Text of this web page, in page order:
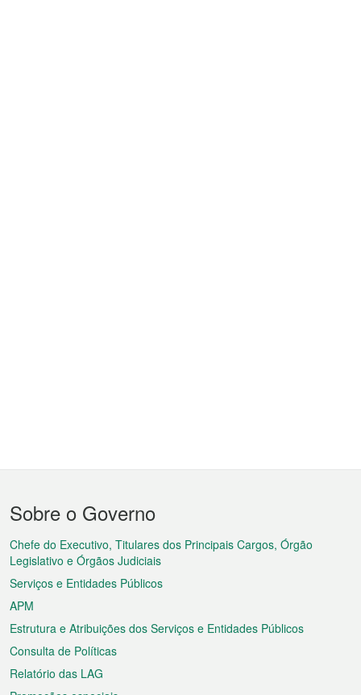
Menu
do
rodapé
Sobre o Governo
Chefe do Executivo, Titulares dos Principais Cargos, Órgão
Legislativo e Órgãos Judiciais
Serviços e Entidades Públicos
APM
Estrutura e Atribuições dos Serviços e Entidades Públicos
Consulta de Políticas
Relatório das LAG